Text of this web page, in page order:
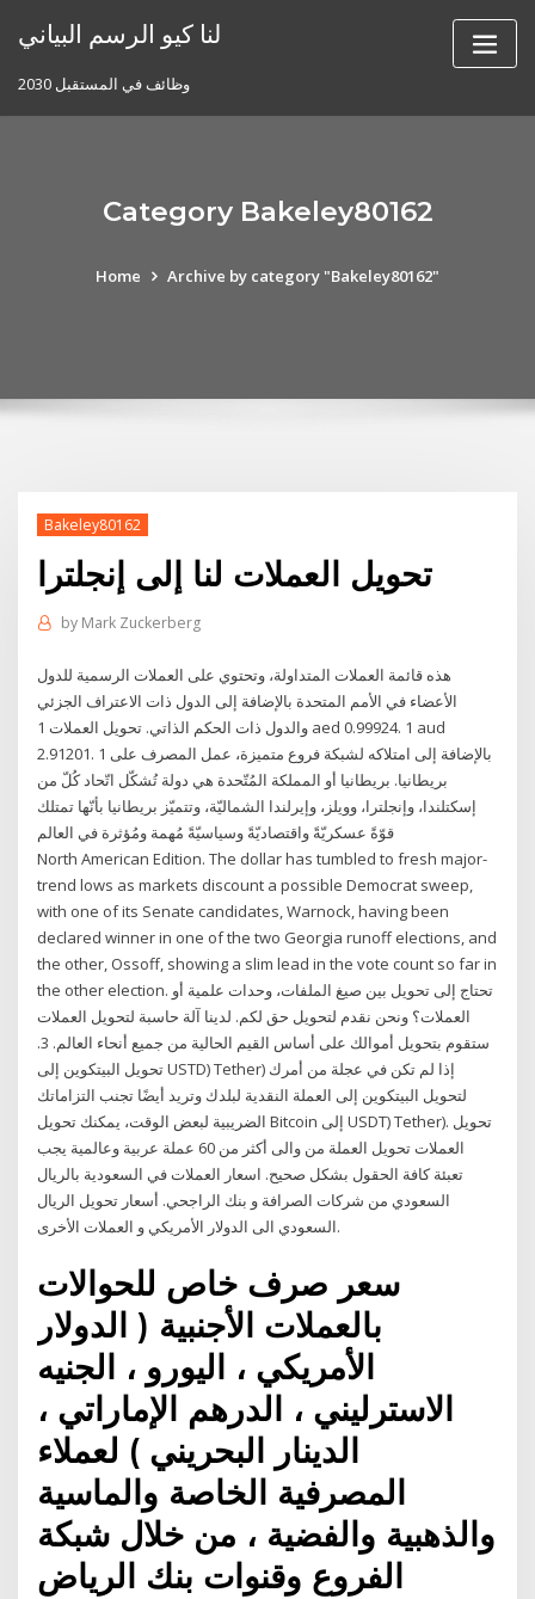
لنا كيو الرسم البياني
وظائف في المستقبل 2030
Category Bakeley80162
Home Archive by category "Bakeley80162"
Bakeley80162
تحويل العملات لنا إلى إنجلترا
by Mark Zuckerberg
هذه قائمة العملات المتداولة، وتحتوي على العملات الرسمية للدول
الأعضاء في الأمم المتحدة بالإضافة إلى الدول ذات الاعتراف الجزئي
والدول ذات الحكم الذاتي. تحويل العملات 1 aed 0.99924. 1 aud
2.91201. 1 بالإضافة إلى امتلاكه لشبكة فروع متميزة، عمل المصرف على
بريطانيا. بريطانيا أو المملكة المُتّحدة هي دولة تُشكّل اتّحاد كُلّ من
إسكتلندا، وإنجلترا، وويلز، وإيرلندا الشماليّة، وتتميّز بريطانيا بأنّها تمتلك
قوّةً عسكريّةً واقتصاديّةً وسياسيّةً مُهمة ومُؤثرة في العالم
North American Edition. The dollar has tumbled to fresh major-
trend lows as markets discount a possible Democrat sweep,
with one of its Senate candidates, Warnock, having been
declared winner in one of the two Georgia runoff elections, and
the other, Ossoff, showing a slim lead in the vote count so far in
the other election. تحتاج إلى تحويل بين صيغ الملفات، وحدات علمية أو
العملات؟ ونحن نقدم لتحويل حق لكم. لدينا آلة حاسبة لتحويل العملات
ستقوم بتحويل أموالك على أساس القيم الحالية من جميع أنحاء العالم. 3.
تحويل البيتكوين إلى USTD) Tether) إذا لم تكن في عجلة من أمرك
لتحويل البيتكوين إلى العملة النقدية لبلدك وتريد أيضًا تجنب التزاماتك
الضريبية لبعض الوقت، يمكنك تحويل Bitcoin إلى USDT) Tether). تحويل
العملات تحويل العملة من والى أكثر من 60 عملة عربية وعالمية يجب
تعبئة كافة الحقول بشكل صحيح. اسعار العملات في السعودية بالريال
السعودي من شركات الصرافة و بنك الراجحي. أسعار تحويل الريال
السعودي الى الدولار الأمريكي و العملات الأخرى.
سعر صرف خاص للحوالات
بالعملات الأجنبية ( الدولار
الأمريكي ، اليورو ، الجنيه
الاسترليني ، الدرهم الإماراتي ،
الدينار البحريني ) لعملاء
المصرفية الخاصة والماسية
والذهبية والفضية ، من خلال شبكة
الفروع وقنوات بنك الرياض